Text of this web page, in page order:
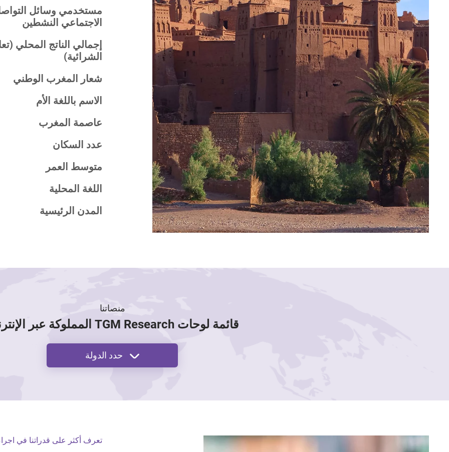
مستخدمي وسائل
الاجتماعي النشطين
إجمالي الناتج المحلي
الشرائية)
شعار المغرب الوطني
الاسم باللغة الأم
عاصمة المغرب
عدد السكان
متوسط العمر
اللغة المحلية
المدن الرئيسية
منصاتنا
قائمة لوحات TGM Research المملوكة عبر الإنترنت
تعرف أكثر على قدراتنا في